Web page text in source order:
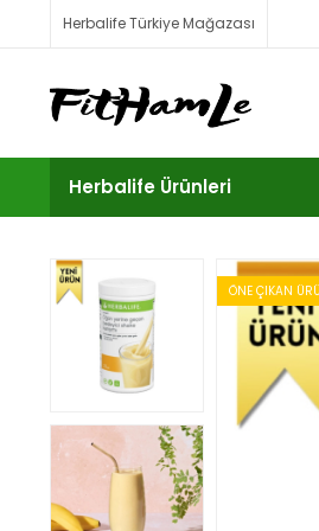
Herbalife Türkiye Mağazası
Herbalife Ürünleri
ÖNE ÇIKAN